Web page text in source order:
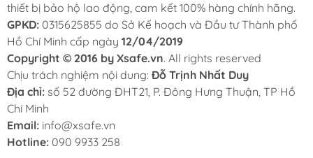
thiết bị bảo hộ lao động, cam kết 100% hàng chính hãng.
GPKD: 0315625855 do Sở Kế hoạch và Đầu tư Thành phố
Hồ Chí Minh cấp ngày 12/04/2019
Copyright © 2016 by Xsafe.vn. All rights reserved
Chịu trách nghiệm nội dung: Đỗ Trịnh Nhất Duy
Địa chỉ: số 52 đường ĐHT21, P. Đông Hưng Thuận, TP Hồ
Chí Minh
Email: info@xsafe.vn
Hotline: 090 9933 258